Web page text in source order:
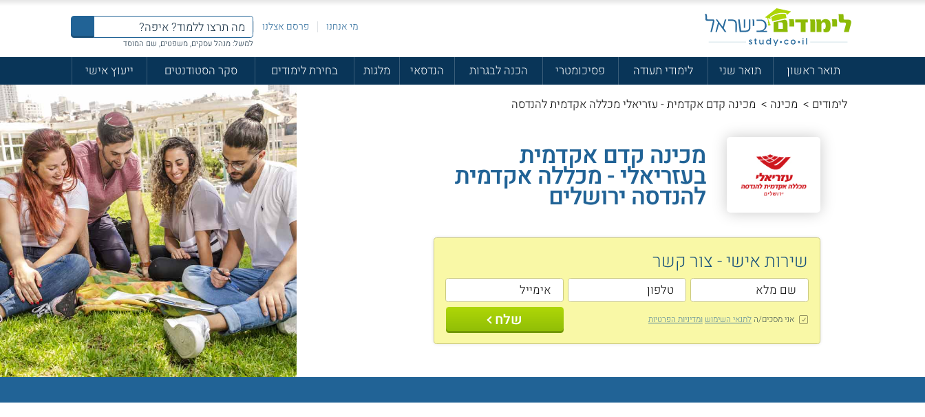
מי אנחנו פרסם אצלנו
למשל: מנהל עסקים, משפטים, שם המוסד
תואר ראשון תואר שני לימודי תעודה פסיכומטרי הכנה לבגרות הנדסאי מלגות בחירת לימודים סקר הסטודנטים
ייעוץ אישי
לימודים > מכינה > מכינה קדם אקדמית - עזריאלי מכללה אקדמית להנדסה
מכינה קדם אקדמית
בעזריאלי - מכללה אקדמית
להנדסה ירושלים
שירות אישי - צור קשר
אני מסכים/הלתנאי השימוש ומדיניות הפרטיות שלח